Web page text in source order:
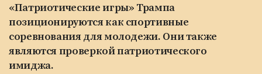
«Патриотические игры» Трампа
позиционируются как спортивные
соревнования для молодежи. Они также
являются проверкой патриотического
имиджа.